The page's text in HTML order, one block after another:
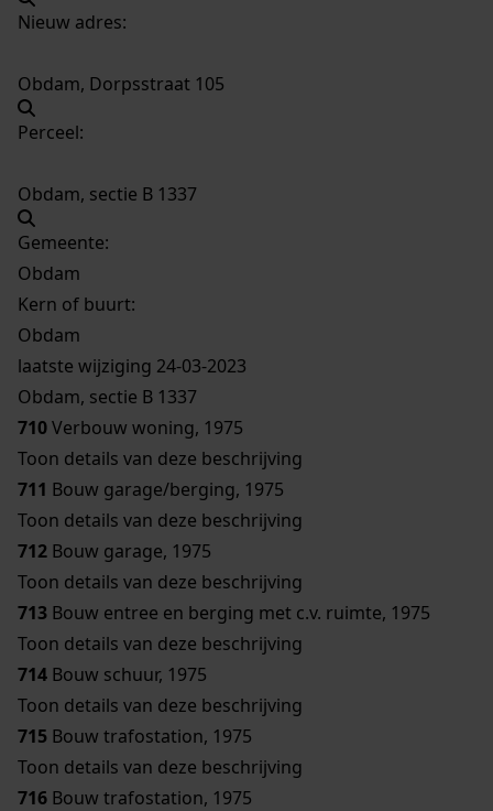
Nieuw adres:
Obdam, Dorpsstraat 105
Perceel:
Obdam, sectie B 1337
Gemeente:
Obdam
Kern of buurt:
Obdam
laatste wijziging 24-03-2023
Obdam, sectie B 1337
710Verbouw woning, 1975
Toon details van deze beschrijving
711 Bouw garage/berging, 1975
Toon details van deze beschrijving
712 Bouw garage, 1975
Toon details van deze beschrijving
713 Bouw entree en berging met c.v. ruimte, 1975
Toon details van deze beschrijving
714 Bouw schuur, 1975
Toon details van deze beschrijving
715 Bouw trafostation, 1975
Toon details van deze beschrijving
716 Bouw trafostation, 1975